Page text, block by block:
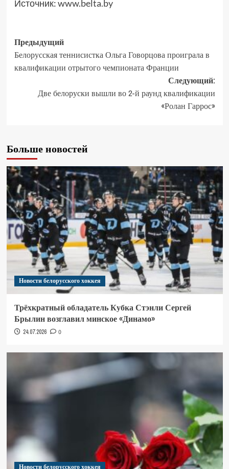
Источник:www.belta.by
Предыдущий
Белорусская теннисистка Ольга Говорцова проиграла в
квалификации отрытого чемпионата Франции
Следующий:
Две белоруски вышли во 2-й раунд квалификации
«Ролан Гаррос»
Больше новостей
Новости белорусского хоккея
Трёхкратный обладатель Кубка Стэнли Сергей
Брылин возглавил минское «Динамо»
24.07.2026 0
Новости белорусского хоккея